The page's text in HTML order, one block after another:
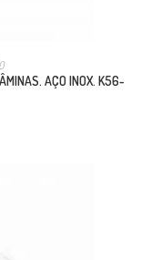
AÇO INOX. K56-